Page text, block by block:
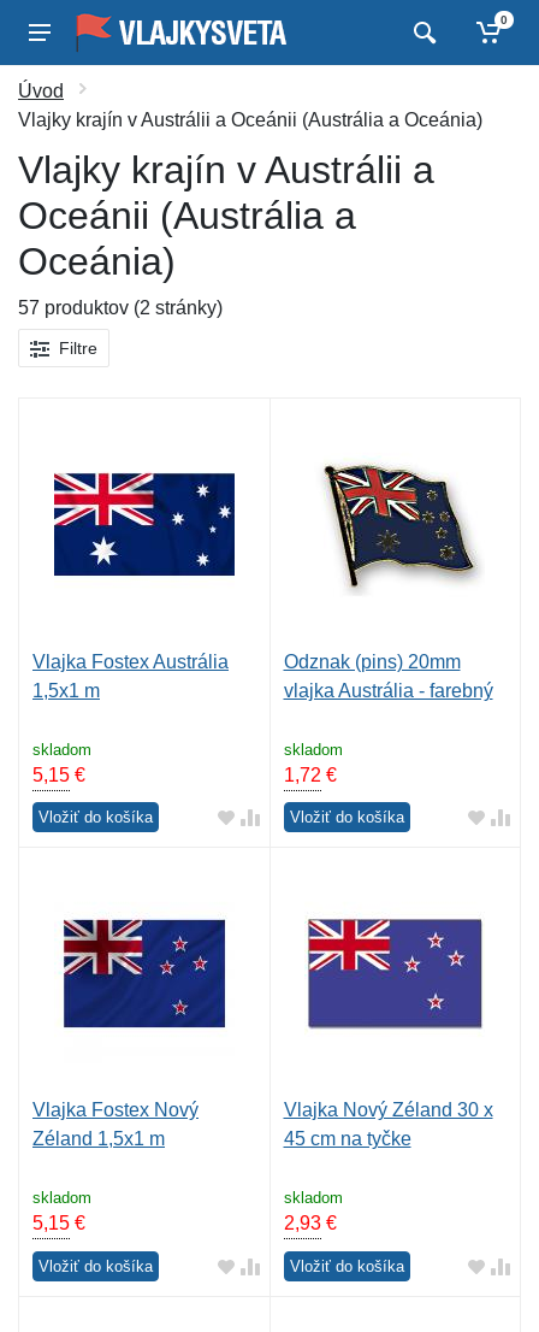
0
Úvod
Vlajky krajín v Austrálii a Oceánii (Austrália a Oceánia)
Vlajky krajín v Austrálii a
Oceánii (Austrália a
Oceánia)
57 produktov (2 stránky)
Filtre
Vlajka Fostex Austrália
1,5x1 m
skladom
5,15 €
Vložiť do košíka
Odznak (pins) 20mm
vlajka Austrália - farebný
skladom
1,72 €
Vložiť do košíka
Vlajka Fostex Nový
Zéland 1,5x1 m
skladom
5,15 €
Vložiť do košíka
Vlajka Nový Zéland 30 x
45 cm na tyčke
skladom
2,93€
Vložiť do košíka